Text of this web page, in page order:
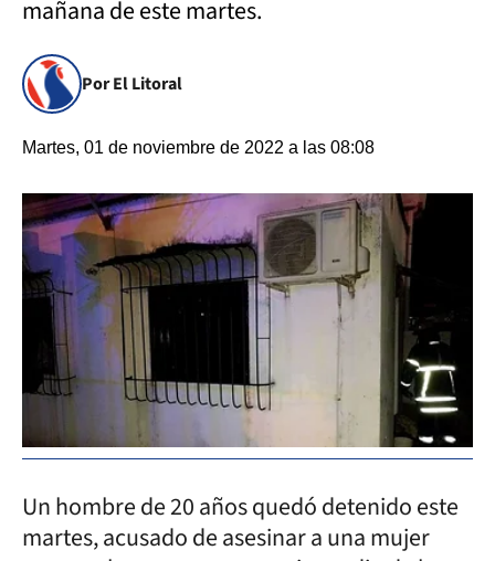
mañana de este martes.
Por El Litoral
Martes, 01 de noviembre de 2022 a las 08:08
Un hombre de 20 años quedó detenido este
martes, acusado de asesinar a una mujer